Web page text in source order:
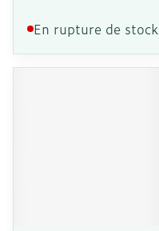
En rupture de stock